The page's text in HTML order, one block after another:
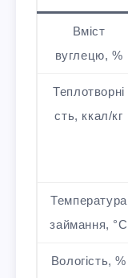
Вміст
вуглецю, %
Теплотворні
сть, ккал/кг
Температура
займання, °C
Вологість, %